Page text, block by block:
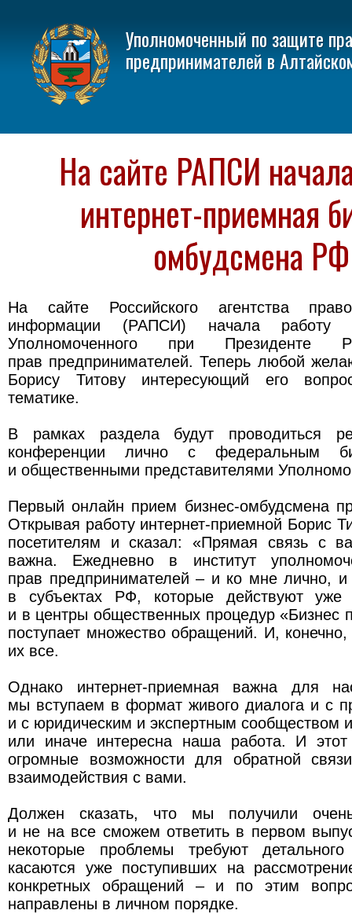
Уполномоченный по защите
предпринимателей в
На сайте РАПСИ
интернет-приемная
омбудсмена РФ
На сайте Российского агентства
информации (РАПСИ) начала работу
Уполномоченного при
прав предпринимателей. Теперь любой
Борису Титову интересующий его
тематике.
В рамках раздела будут проводиться
конференции лично с федеральным
и общественными представителями
Первый онлайн прием бизнес-омбудсмена
Открывая работу интернет-приемной Борис
посетителям и сказал: «Прямая связь с
важна. Ежедневно в институт
прав предпринимателей – и ко мне лично,
в субъектах РФ, которые действуют уже
и в центры общественных процедур «Бизнес
поступает множество обращений. И,
их все.
Однако интернет-приемная важна для
мы вступаем в формат живого диалога и с
и с юридическим и экспертным сообществом
или иначе интересна наша работа. И
огромные возможности для обратной
взаимодействия с вами.
Должен сказать, что мы получили
и не на все сможем ответить в первом
некоторые проблемы требуют
касаются уже поступивших на
конкретных обращений – и по этим
направлены в личном порядке.